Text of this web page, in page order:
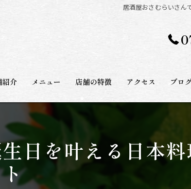
居酒屋おさむらいさん
紹介 メニュー 店舗の特徴
宴会
アクセス ブロ
日を叶える日本
ト